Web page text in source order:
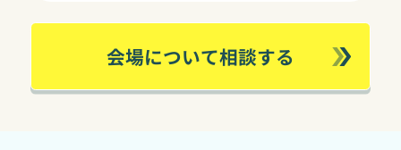
会場について相談する